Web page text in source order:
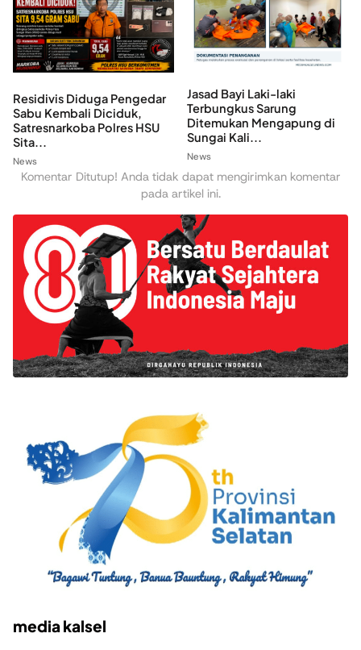
Residivis Diduga Pengedar
Sabu Kembali Diciduk,
Satresnarkoba Polres HSU
Sita...
News
Jasad Bayi Laki-laki
Terbungkus Sarung
Ditemukan Mengapung di
Sungai Kali...
News
Komentar Ditutup! Anda tidak dapat mengirimkan komentar
pada artikel ini.
media kalsel